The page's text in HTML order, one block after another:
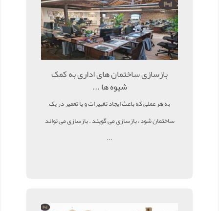
بازسازی ساختمان های اداری به کمک
شیوه ها ...
به هر عملی که باعث ایجاد تغییرات و یا تعمیر در یک
ساختمان شود ، بازسازی می گویند . بازسازی می تواند
...